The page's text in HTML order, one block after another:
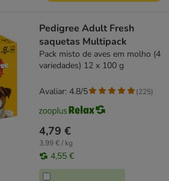
Pedigree Adult Fresh
saquetas Multipack
Pack misto de aves em molho (4
variedades) 12 x 100 g
4,79 €
3,99 € / kg
4,55 €
Avaliar: 4.8/5 (225)